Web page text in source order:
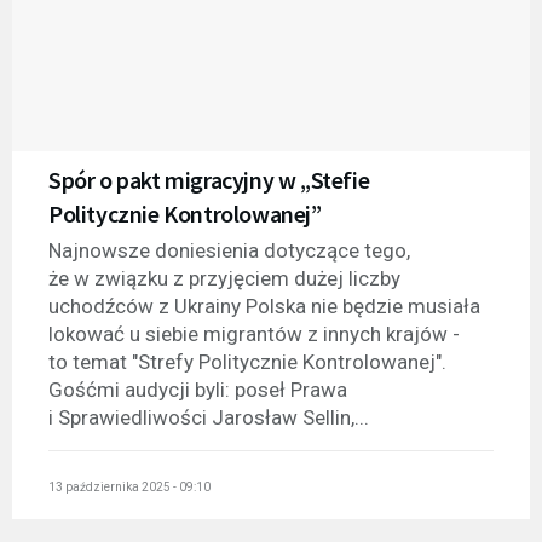
Spór o pakt migracyjny w „Stefie
Politycznie Kontrolowanej”
Najnowsze doniesienia dotyczące tego,
że w związku z przyjęciem dużej liczby
uchodźców z Ukrainy Polska nie będzie musiała
lokować u siebie migrantów z innych krajów -
to temat "Strefy Politycznie Kontrolowanej".
Gośćmi audycji byli: poseł Prawa
i Sprawiedliwości Jarosław Sellin,...
13 października 2025 - 09:10